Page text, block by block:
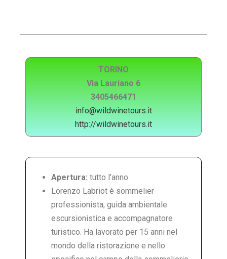
TORINO
Via Lauriano 6
3405466471
info@wildwinetours.it
http://wildwinetours.it
Apertura: tutto l’anno
Lorenzo Labriot è sommelier
professionista, guida ambientale
escursionistica e accompagnatore
turistico. Ha lavorato per 15 anni nel
mondo della ristorazione e nello